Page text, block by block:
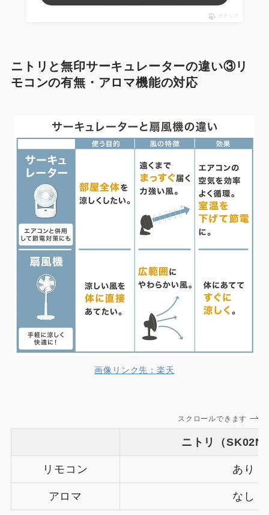
ポチップ
ニトリと無印サーキュレーターの違い③リ
モコンの有無・アロマ機能の対応
画像リンク先：楽天
スクロールできます
ニトリ（
リモコン あり
アロマ なし